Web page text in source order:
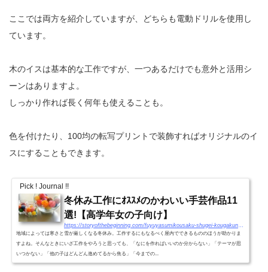
ここでは両方を紹介していますが、どちらも電動ドリルを使用し
ています。
木のイスは基本的な工作ですが、一つあるだけでも意外と活用シ
ーンはありますよ。
しっかり作れば長く何年も使えることも。
色を付けたり、100均の転写プリントで装飾すればオリジナルのイ
スにすることもできます。
Pick ! Journal !!
冬休み工作にｵｽｽﾒのかわいい手芸作品11
選!【高学年女の子向け】
https://storyofthebeginning.com/fuyuyasumikousaku-shugei-kougakunenjosi/
地域によっては寒さと雪が厳しくなる冬休み。工作するにもなるべく屋内でできるもののほうが助かりま
すよね。そんなときにいざ工作をやろうと思っても、「なにを作ればいいのか分からない」「テーマが思
いつかない」「他の子はどんどん進めてるから焦る」「今までの...